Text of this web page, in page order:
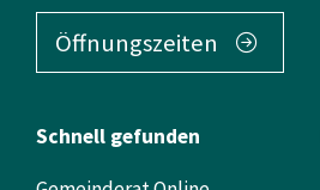
Öffnungszeiten
Schnell gefunden